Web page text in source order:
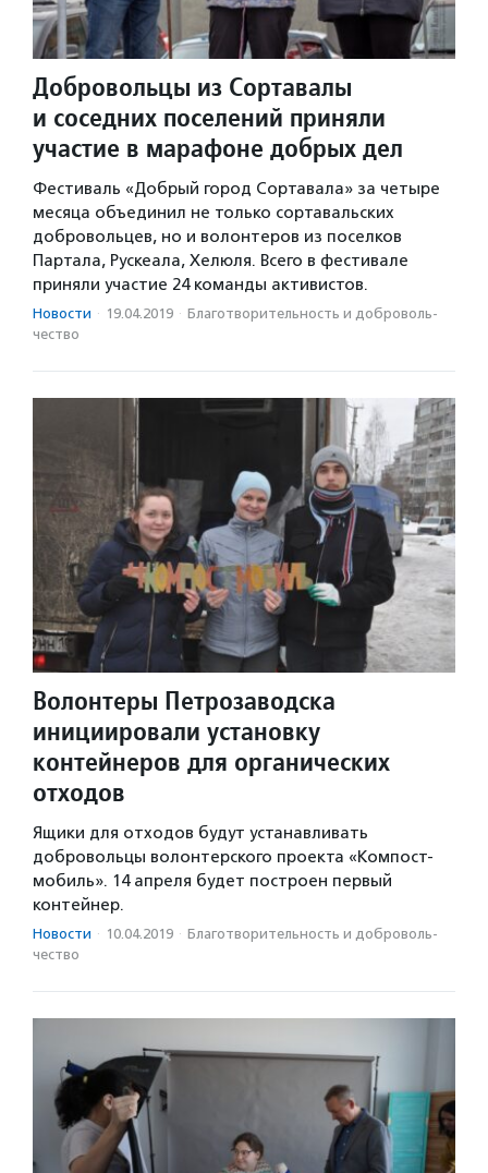
Добровольцы из Сортавалы
и соседних поселений приняли
участие в марафоне добрых дел
Фестиваль «Добрый город Сортавала» за четыре
месяца объединил не только сортавальских
добровольцев, но и волонтеров из поселков
Партала, Рускеала, Хелюля. Всего в фестивале
приняли участие 24 команды активистов.
Новости · 19.04.2019 · Благотвори­тель­ность и доброволь­
чест­во
Волонтеры Петрозаводска
инициировали установку
контейнеров для органических
отходов
Ящики для отходов будут устанавливать
добровольцы волонтерского проекта «Компост-
мобиль». 14 апреля будет построен первый
контейнер.
Новости · 10.04.2019 · Благотвори­тель­ность и доброволь­
чест­во